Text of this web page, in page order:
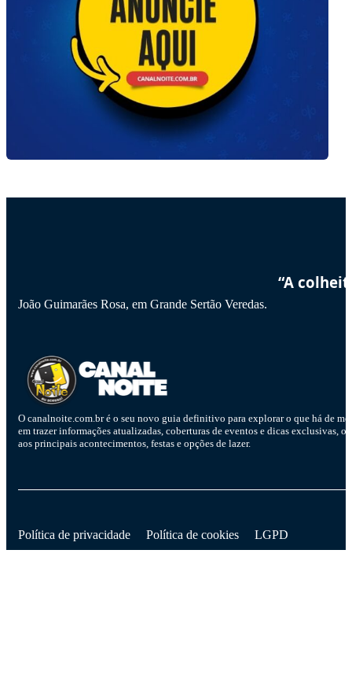
“A
João Guimarães Rosa, em Grande Sertão Veredas.
O canalnoite.com.br é o seu novo guia definitivo para explorar o que há de
em trazer informações atualizadas, coberturas de eventos e dicas exclusivas,
aos principais acontecimentos, festas e opções de lazer.
Política de privacidade Política de cookies LGPD